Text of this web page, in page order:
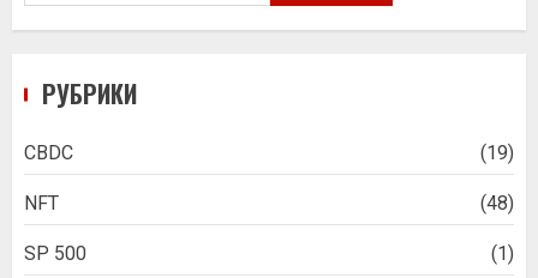
РУБРИКИ
CBDC (19)
NFT (48)
SP 500 (1)